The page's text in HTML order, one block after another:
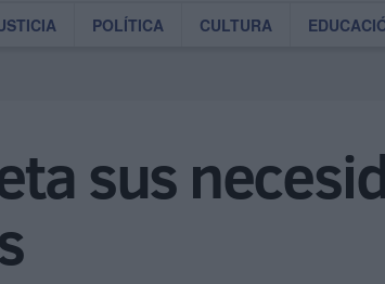
POLÍTICA CULTURA
sus